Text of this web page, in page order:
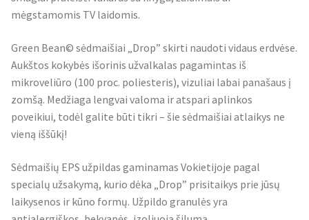
mėgstamomis TV laidomis.
Green Bean© sėdmaišiai „Drop” skirti naudoti vidaus erdvėse.
Aukštos kokybės išorinis užvalkalas pagamintas iš
mikroveliūro (100 proc. poliesteris), vizuliai labai panašaus į
zomšą. Medžiaga lengvai valoma ir atspari aplinkos
poveikiui, todėl galite būti tikri – šie sėdmaišiai atlaikys ne
vieną iššūkį!
Sėdmaišių EPS užpildas gaminamas Vokietijoje pagal
specialų užsakymą, kurio dėka „Drop” prisitaikys prie jūsų
laikysenos ir kūno formų. Užpildo granulės yra